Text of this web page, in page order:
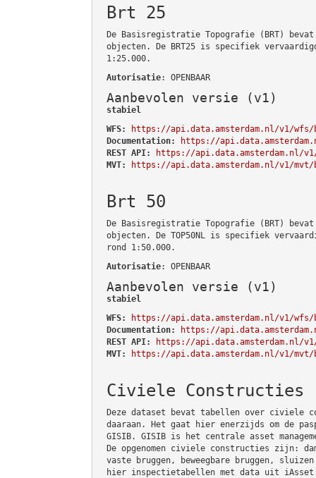
Brt 25
De Basisregistratie Topografie (BRT)
objecten. De BRT25 is specifiek
1:25.000.
Autorisatie: OPENBAAR
Aanbevolen versie (v1)
stabiel
WFS:
https://api.data.amsterdam.nl/v1/wfs/
Documentation:
https://
REST API:
https://api.data.amsterdam.nl/
MVT:
https://api.data.amsterdam.nl/v1/mvt/
Brt 50
De Basisregistratie Topografie (BRT)
objecten. De TOP50NL is specifiek
rond 1:50.000.
Autorisatie: OPENBAAR
Aanbevolen versie (v1)
stabiel
WFS:
https://api.data.amsterdam.nl/v1/wfs/
Documentation:
https://
REST API:
https://api.data.amsterdam.nl/
MVT:
https://api.data.amsterdam.nl/v1/mvt/
Civiele Constructies
Deze dataset bevat tabellen over civiele
daaraan. Het gaat hier enerzijds om de
GISIB. GISIB is het centrale asset
De opgenomen civiele constructies zijn:
vaste bruggen, beweegbare bruggen,
hier inspectietabellen met data uit